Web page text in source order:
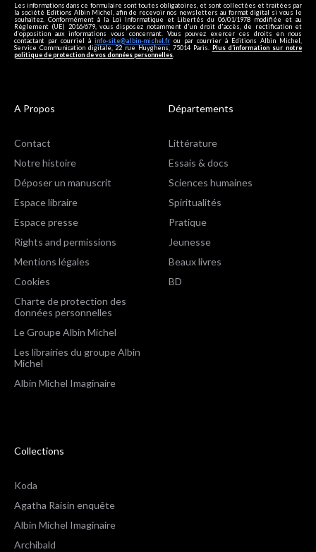
Les informations dans ce formulaire sont toutes obligatoires, et sont collectées et traitées par
la société Editions Albin Michel, afin de recevoir nos newsletters au format digital si vous le
souhaitez. Conformément à la Loi Informatique et Libertés du 06/01/1978 modifiée et au
Règlement (UE) 2016/679, vous disposez notamment d'un droit d'accès, de rectification et
d’opposition aux informations vous concernant. Vous pouvez exercer ces droits en nous
contactant par courriel à info-site@albin-michel.fr ou par courrier à Editions Albin Michel,
Service Communication digitale, 22 rue Huyghens, 75014 Paris. Plus d’information sur notre
politique de protection de vos données personnelles
A Propos
Contact
Notre histoire
Déposer un manuscrit
Espace libraire
Espace presse
Rights and permissions
Mentions légales
Cookies
Charte de protection des
données personnelles
Le Groupe Albin Michel
Les librairies du groupe Albin
Michel
Albin Michel Imaginaire
Départements
Littérature
Essais & docs
Sciences humaines
Spiritualités
Pratique
Jeunesse
Beaux livres
BD
Collections
Koda
Agatha Raisin enquête
Albin Michel Imaginaire
Archibald